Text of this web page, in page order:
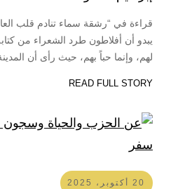
يبدو أن أفلاطون طرد الشعراء من
لهم، وإنما حباً بهم، حيث رأى أن
READ FULL STORY
20 أكتوبر، 2025